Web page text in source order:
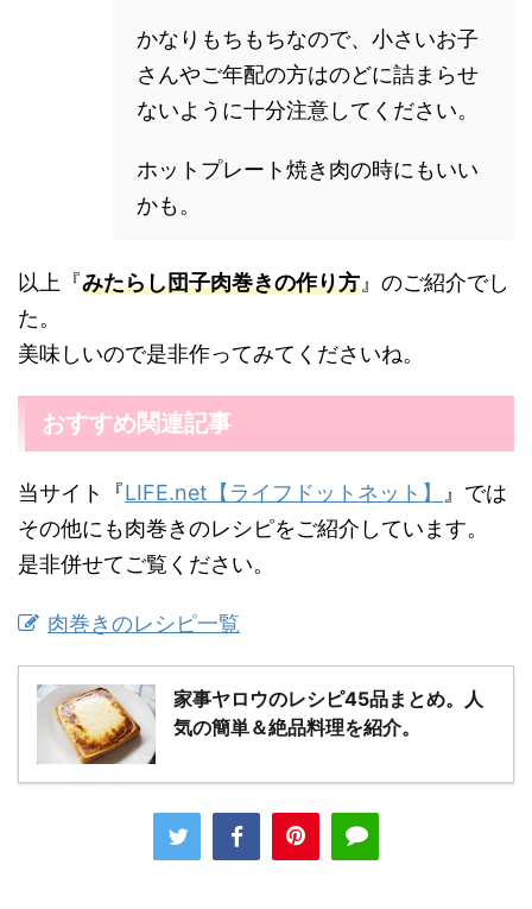
かなりもちもちなので、小さいお子
さんやご年配の方はのどに詰まらせ
ないように十分注意してください。
ホットプレート焼き肉の時にもいい
かも。
以上『みたらし団子肉巻きの作り方』のご紹介でし
た。
美味しいので是非作ってみてくださいね。
おすすめ関連記事
当サイト『LIFE.net【ライフドットネット】 』では
その他にも肉巻きのレシピをご紹介しています。
是非併せてご覧ください。
肉巻きのレシピ一覧
家事ヤロウのレシピ45品まとめ。人
気の簡単＆絶品料理を紹介。